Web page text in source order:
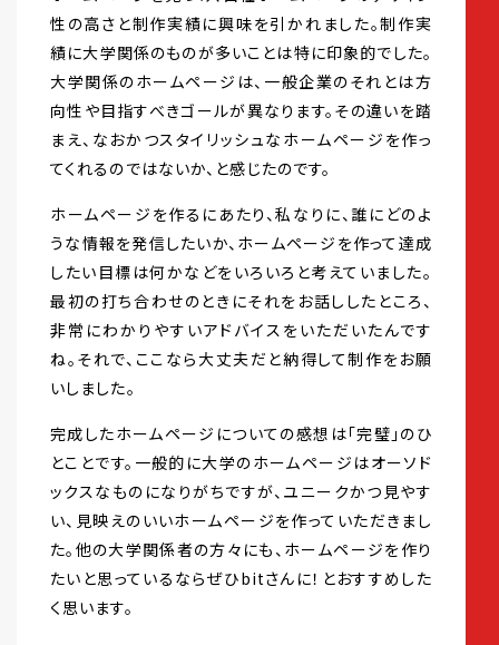
性の高さと制作実績に興味を引かれました。制作実
績に大学関係のものが多いことは特に印象的でした。
大学関係のホームページは、一般企業のそれとは方
向性や目指すべきゴールが異なります。その違いを踏
まえ、なおかつスタイリッシュなホームページを作っ
てくれるのではないか、と感じたのです。
ホームページを作るにあたり、私なりに、誰にどのよ
うな情報を発信したいか、ホームページを作って達成
したい目標は何かなどをいろいろと考えていました。
最初の打ち合わせのときにそれをお話ししたところ、
非常にわかりやすいアドバイスをいただいたんです
ね。それで、ここなら大丈夫だと納得して制作をお願
いしました。
完成したホームページについての感想は「完璧」のひ
とことです。一般的に大学のホームページはオーソド
ックスなものになりがちですが、ユニークかつ見やす
い、見映えのいいホームページを作っていただきまし
た。他の大学関係者の方々にも、ホームページを作り
たいと思っているならぜひbitさんに！とおすすめした
く思います。